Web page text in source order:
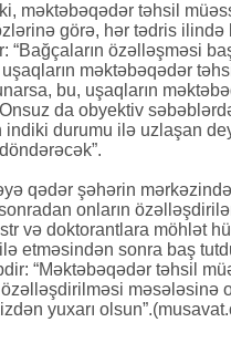
məktəbəqədər təhsil
görə, hər tədris
“Bağçaların özəlləşməsi
məktəbəqədər
bu, uşaqların
da obyektiv
durumu ilə uzlaşan
qədər şəhərin
sonradan onların
və doktorantlara möhlət
etməsindən sonra baş
“Məktəbəqədər təhsil
məsələsinə
yuxarı